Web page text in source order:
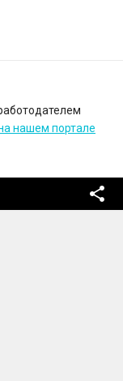
нашем портале